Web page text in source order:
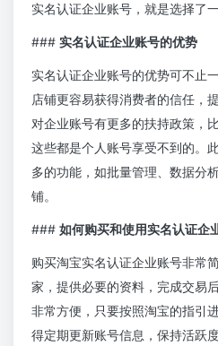
实名认证企业账号，就是选择了
### 实名认证企业账号的优势
实名认证企业账号的优势可不止
店铺更容易获得消费者的信任，
对企业账号有更多的扶持政策，
这些都是个人账号享受不到的。
多的功能，如批量管理、数据分
铺。
### 如何购买和使用实名认证企
购买淘宝实名认证企业账号非常
家，提供必要的资料，完成交易
非常方便，只要按照淘宝的指引
得定期更新账号信息，保持活跃